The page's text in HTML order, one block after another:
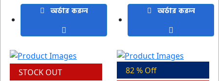
অর্ডার করুন অর্ডার করুন
STOCK OUT
82 % Off